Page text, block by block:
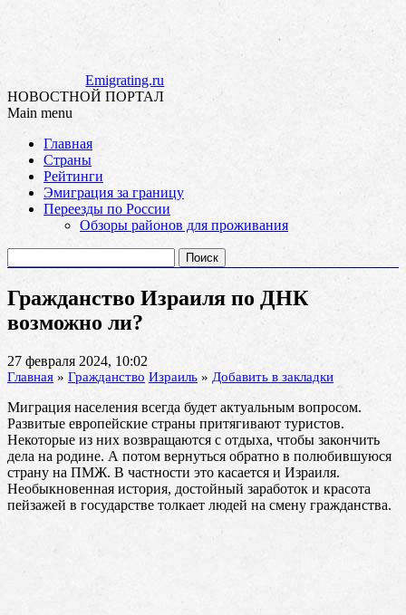
Emigrating.ru
НОВОСТНОЙ ПОРТАЛ
Main menu
content
Главная
Страны
Рейтинги
Эмиграция за границу
Переезды по России
Обзоры районов для проживания
Гражданство Израиля по ДНК
возможно ли?
27 февраля 2024, 10:02
Главная » Гражданство Израиль » Добавить в закладки
Миграция населения всегда будет актуальным вопросом.
Развитые европейские страны притягивают туристов.
Некоторые из них возвращаются с отдыха, чтобы закончить
дела на родине. А потом вернуться обратно в полюбившуюся
страну на ПМЖ. В частности это касается и Израиля.
Необыкновенная история, достойный заработок и красота
пейзажей в государстве толкает людей на смену гражданства.